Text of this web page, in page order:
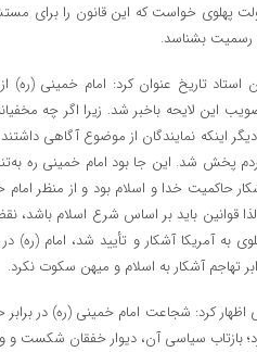
پهلوی خواست که این قانون را برای
رسمیت بشناسد.
استاد تاریخ عنوان کرد: امام خمینی
این لایحه باخبر شد. زیرا اگر چه
اینکه نمایندگان از موضوع آگاهی
پخش شد. این جا بود امام خمینی ره
حاکمیت خدا و اسلام بود و از منظر
قوانین باید بر اساس شرع اسلام باشد،
به آمریکا آشکار و تأیید شد، امام
تهاجم آشکار به اسلام و میهن سکوت نکرد.
اظهار کرد: شجاعت امام خمینی (ره) در
بازتاب سیاسی آن، دیوار خفقان شکست و